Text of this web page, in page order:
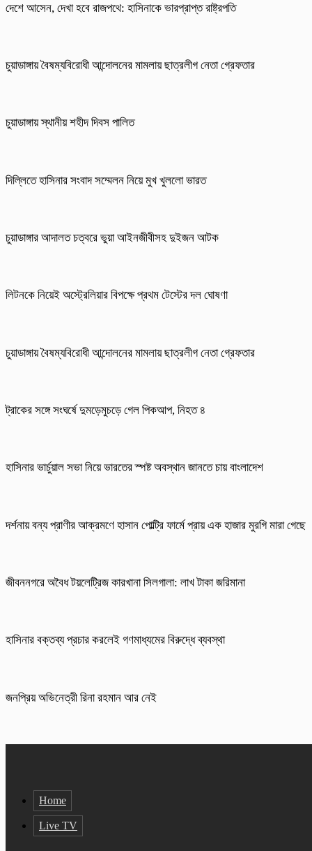
দেশে আসেন, দেখা হবে রাজপথে: হাসিনাকে ভারপ্রাপ্ত রাষ্ট্রপতি
চুয়াডাঙ্গায় বৈষম্যবিরোধী আন্দোলনের মামলায় ছাত্রলীগ নেতা গ্রেফতার
চুয়াডাঙ্গায় স্থানীয় শহীদ দিবস পা‌লিত
দিল্লিতে হাসিনার সংবাদ সম্মেলন নিয়ে মুখ খুললো ভারত
চুয়াডাঙ্গার আদালত চত্বরে ভুয়া আইনজীবীসহ দুইজন আটক
লিটনকে নিয়েই অস্ট্রেলিয়ার বিপক্ষে প্রথম টেস্টের দল ঘোষণা
চুয়াডাঙ্গায় বৈষম্যবিরোধী আন্দোলনের মামলায় ছাত্রলীগ নেতা গ্রেফতার
ট্রাকের সঙ্গে সংঘর্ষে দুমড়েমুচড়ে গেল পিকআপ, নিহত ৪
হাসিনার ভার্চুয়াল সভা নিয়ে ভারতের স্পষ্ট অবস্থান জানতে চায় বাংলাদেশ
দর্শনায় বন্য প্রাণীর আক্রমণে হাসান পোল্ট্রি ফার্মে প্রায় এক হাজার মুরগি মারা গেছে
জীবননগরে অবৈধ টয়লেট্রিজ কারখানা সিলগালা: লাখ টাকা জরিমানা
হাসিনার বক্তব্য প্রচার করলেই গণমাধ্যমের বিরুদ্ধে ব্যবস্থা
জনপ্রিয় অভিনেত্রী রিনা রহমান আর নেই
Home
Live TV